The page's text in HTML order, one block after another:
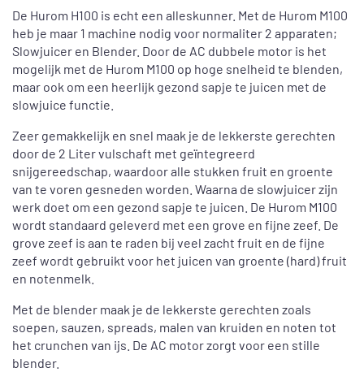
De Hurom H100 is echt een alleskunner. Met de Hurom M100
heb je maar 1 machine nodig voor normaliter 2 apparaten;
Slowjuicer en Blender. Door de AC dubbele motor is het
mogelijk met de Hurom M100 op hoge snelheid te blenden,
maar ook om een heerlijk gezond sapje te juicen met de
slowjuice functie.
Zeer gemakkelijk en snel maak je de lekkerste gerechten
door de 2 Liter vulschaft met geïntegreerd
snijgereedschap, waardoor alle stukken fruit en groente
van te voren gesneden worden. Waarna de slowjuicer zijn
werk doet om een gezond sapje te juicen. De Hurom M100
wordt standaard geleverd met een grove en fijne zeef. De
grove zeef is aan te raden bij veel zacht fruit en de fijne
zeef wordt gebruikt voor het juicen van groente (hard) fruit
en notenmelk.
Met de blender maak je de lekkerste gerechten zoals
soepen, sauzen, spreads, malen van kruiden en noten tot
het crunchen van ijs. De AC motor zorgt voor een stille
blender.